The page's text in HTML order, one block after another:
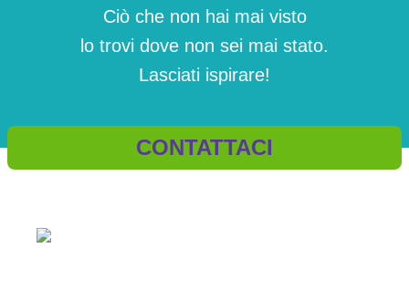
Ciò che non hai mai visto
lo trovi dove non sei mai stato.
Lasciati ispirare!
CONTATTACI